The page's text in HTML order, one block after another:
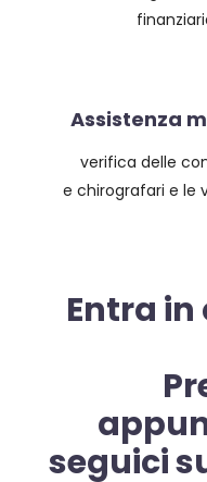
Assistenza
verifica delle
e chirografari e le
Entra
seguici